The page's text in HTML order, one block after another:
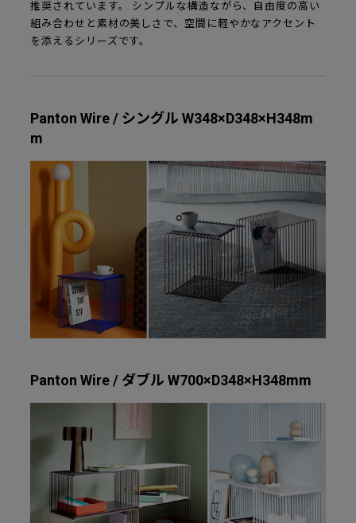
推奨されています。 シンプルな構造ながら、自由度の高い
組み合わせと素材の美しさで、空間に軽やかなアクセント
を添えるシリーズです。
Panton Wire / シングル W348×D348×H348m
m
Panton Wire / ダブル W700×D348×H348mm